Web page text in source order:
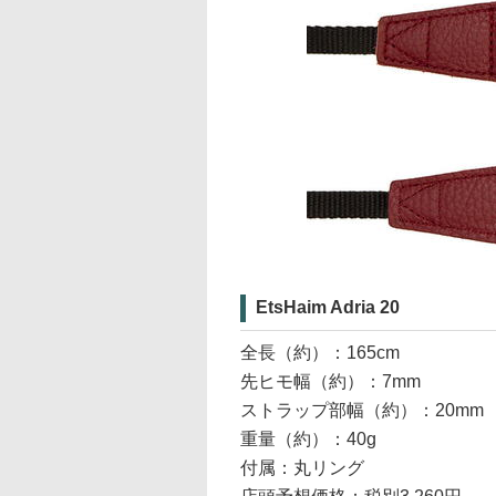
EtsHaim Adria 20
全長（約）：165cm
先ヒモ幅（約）：7mm
ストラップ部幅（約）：20mm
重量（約）：40g
付属：丸リング